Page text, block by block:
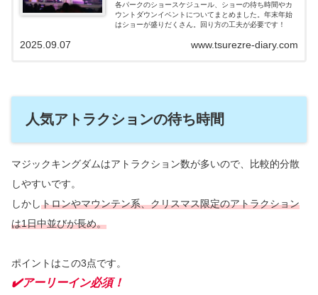
各パークのショースケジュール、ショーの待ち時間やカ
ウントダウンイベントについてまとめました。年末年始
はショーが盛りだくさん。回り方の工夫が必要です！
www.tsurezre-diary.com
2025.09.07
人気アトラクションの待ち時間
マジックキングダムはアトラクション数が多いので、比較的分散
しやすいです。
しかしトロンやマウンテン系、クリスマス限定のアトラクション
は1日中並びが長め。
ポイントはこの3点です。
✔️アーリーイン必須！